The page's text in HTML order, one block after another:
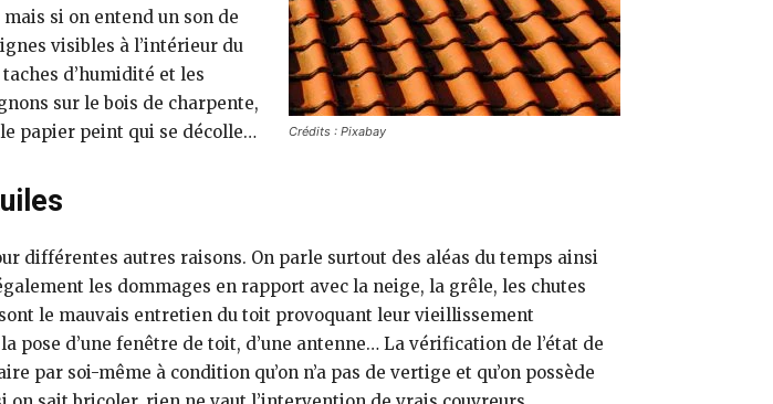
Crédits : Pixabay
si on entend un son de
visibles à l’intérieur du
d’humidité et les
sur le bois de charpente,
papier peint qui se décolle…
différentes autres raisons. On parle surtout des aléas du temps ainsi
les dommages en rapport avec la neige, la grêle, les chutes
le mauvais entretien du toit provoquant leur vieillissement
d’une fenêtre de toit, d’une antenne… La vérification de l’état de
par soi-même à condition qu’on n’a pas de vertige et qu’on possède